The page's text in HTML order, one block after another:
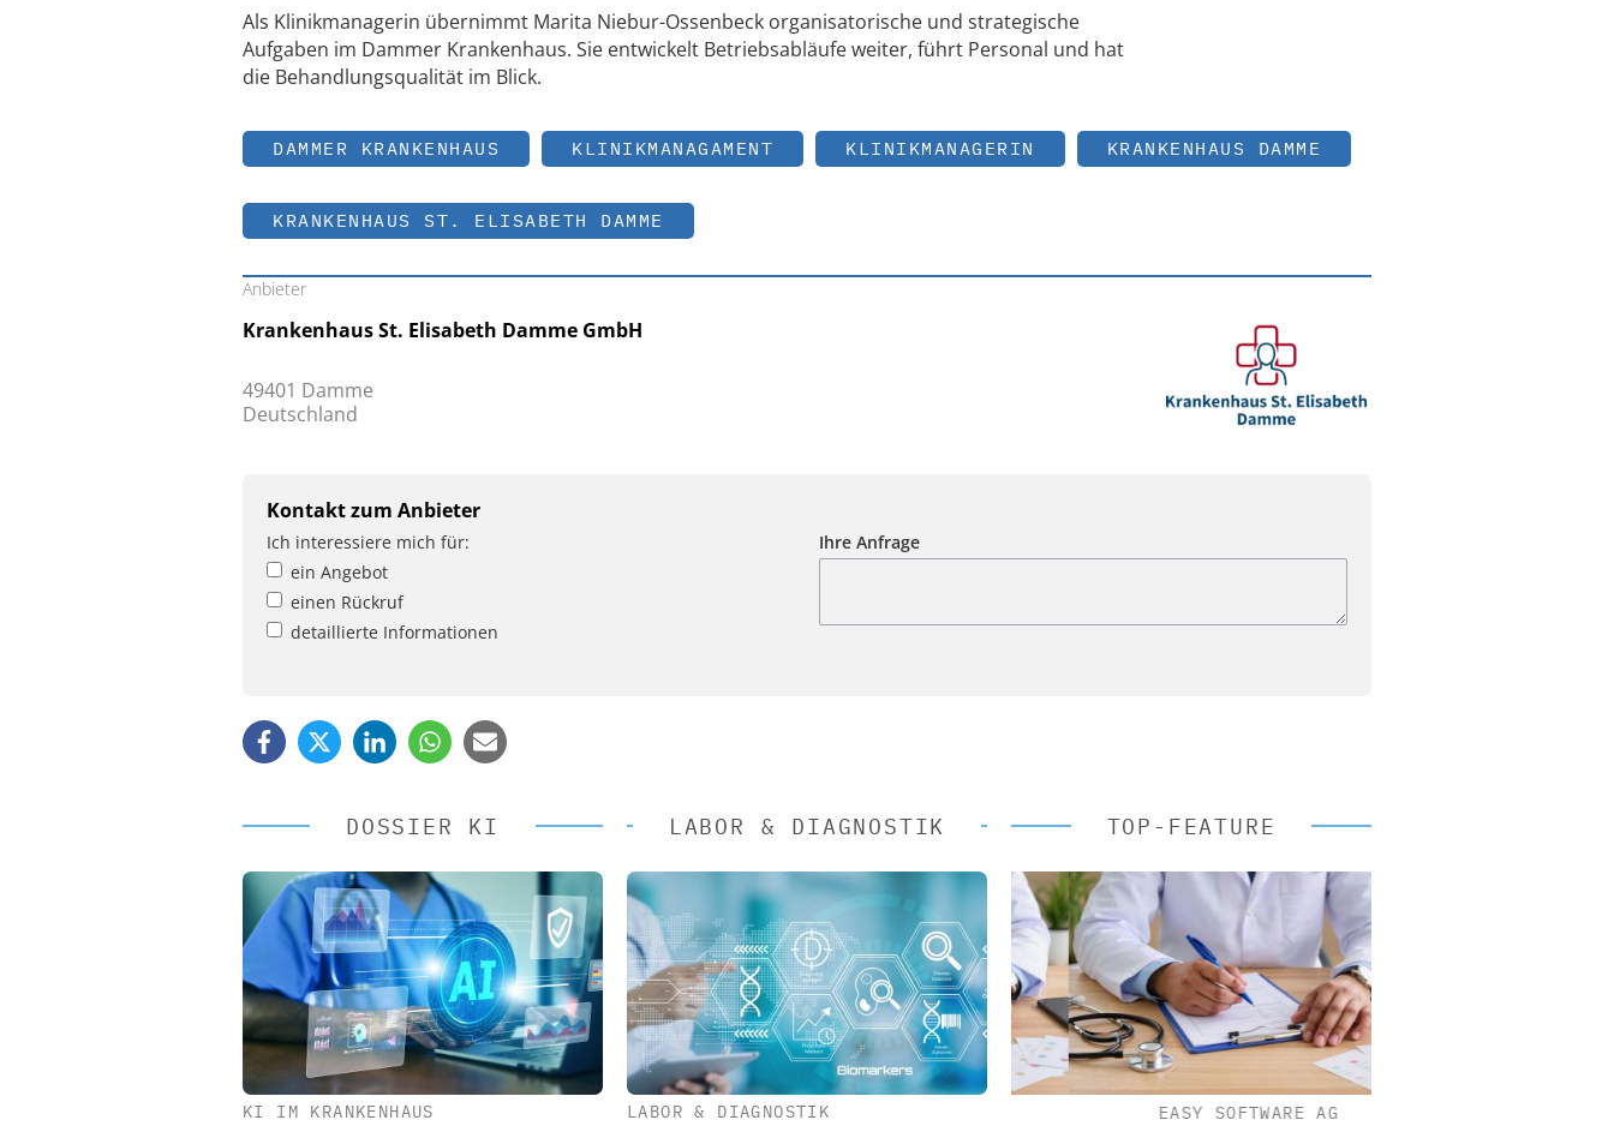
Als Klinikmanagerin übernimmt Marita Niebur-Ossenbeck organisatorische und strategische
Aufgaben im Dammer Krankenhaus. Sie entwickelt Betriebsabläufe weiter, führt Personal und hat
die Behandlungsqualität im Blick.
DAMMER KRANKENHAUS KLINIKMANAGAMENT KLINIKMANAGERIN KRANKENHAUS DAMME
KRANKENHAUS ST. ELISABETH DAMME
Anbieter
Krankenhaus St. Elisabeth Damme GmbH
49401 Damme
Deutschland
Kontakt zum Anbieter
Ich interessiere mich für:
ein Angebot
einen Rückruf
detaillierte Informationen
Ihre Anfrage
DOSSIER KI
KI IM KRANKENHAUS
LABOR & DIAGNOSTIK
LABOR & DIAGNOSTIK
TOP-FEATURE
EASY SOFTWARE AG EASY SOFTWARE AG EASY SOFTWARE AG